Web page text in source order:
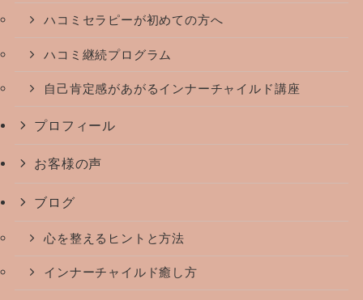
ハコミセラピーが初めての方へ
ハコミ継続プログラム
自己肯定感があがるインナーチャイルド講座
プロフィール
お客様の声
ブログ
心を整えるヒントと方法
インナーチャイルド癒し方